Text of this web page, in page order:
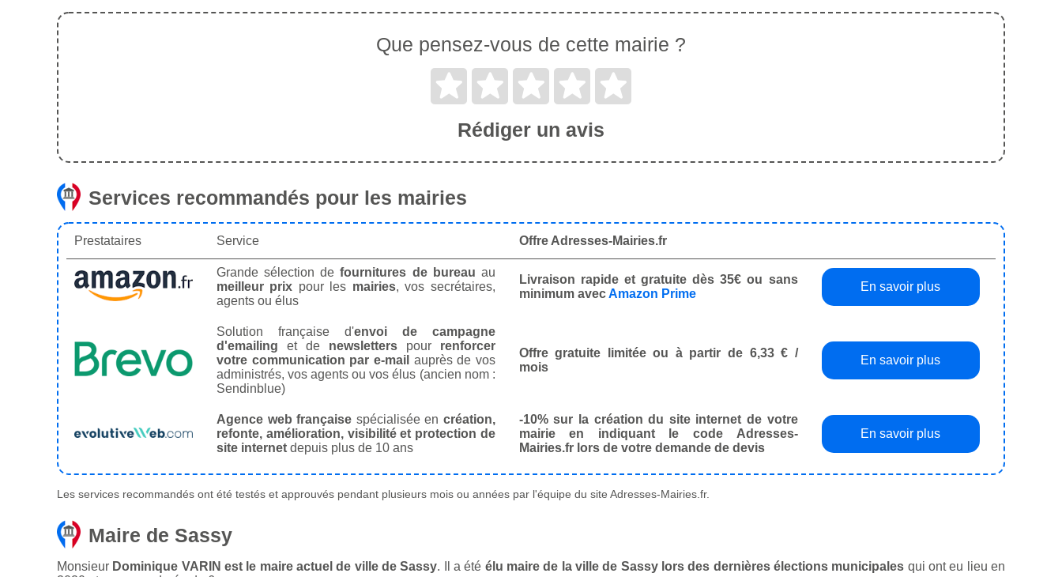
Que pensez-vous de cette mairie ?
Rédiger un avis
Services recommandés pour les mairies
Prestataires Service Offre Adresses-Mairies.fr
Grande sélection defournitures de bureau au
meilleur prix pour les mairies, vos secrétaires,
agents ou élus
Livraison rapide et gratuite dès 35€ ou sans
minimum avecAmazon Prime
En savoir plus
Solution française d'envoi de campagne
d'emailing et de newsletterspour renforcer
votre communication par e-mail auprès de vos
administrés, vos agents ou vos élus (ancien nom :
Sendinblue)
Offre gratuite limitée ou à partir de 6,33 € /
mois
En savoir plus
Agence web française spécialisée en création,
refonte, amélioration, visibilité et protection de
site internet depuis plus de 10 ans
-10% sur la création du site internet de votre
mairie en indiquant le code Adresses-
Mairies.fr lors de votre demande de devis
En savoir plus
Les services recommandés ont été testés et approuvés pendant plusieurs mois ou années par l'équipe du site Adresses-Mairies.fr.
Maire de Sassy
Monsieur Dominique VARIN est le maire actuel de ville de Sassy. Il a été élu maire de la ville de Sassy lors des dernières élections municipales qui ont eu lieu en